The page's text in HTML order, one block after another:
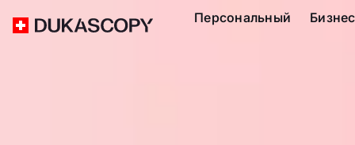
Персональный Бизнес